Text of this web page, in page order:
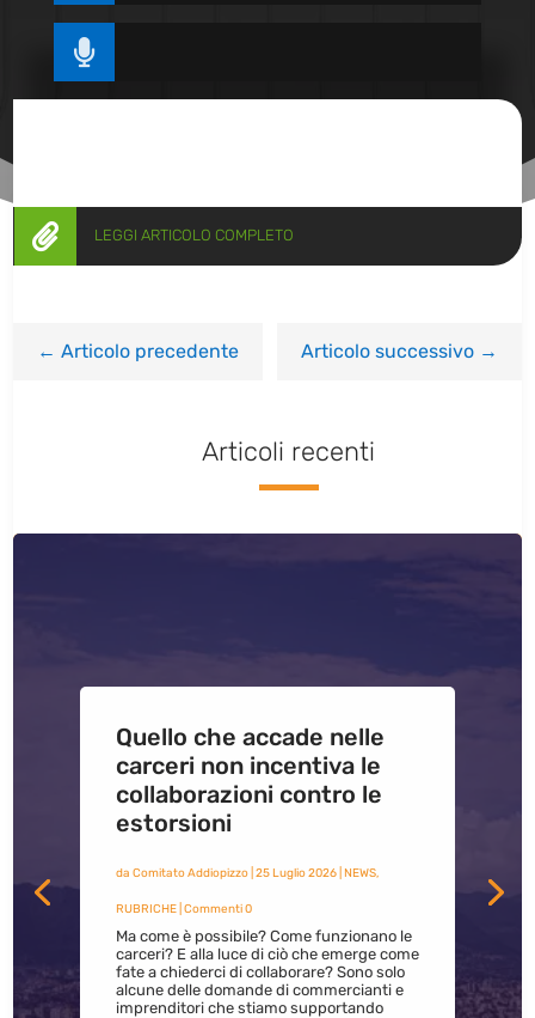

 LEGGI ARTICOLO COMPLETO
←Articolo precedente Articolo successivo→
Articoli recenti
Quello che accade nelle
carceri non incentiva le
collaborazioni contro le
estorsioni
da Comitato Addiopizzo| 25 Luglio 2026| NEWS,
RUBRICHE| Commenti 0
Ma come è possibile? Come funzionano le
carceri? E alla luce di ciò che emerge come
fate a chiederci di collaborare? Sono solo
alcune delle domande di commercianti e
imprenditori che stiamo supportando